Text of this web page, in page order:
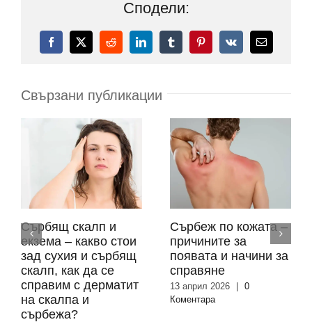
Сподели:
Facebook
X RedditLinkedInTumblrPinterest
Vk
поща:
Свързани публикации
Сърбящ скалп и
екзема – какво стои
зад сухия и сърбящ
скалп, как да се
справим с дерматит
на скалпа и
сърбежа?
Сърбеж по кожата –
причините за
появата и начини за
справяне
13 април 2026
0
Коментара